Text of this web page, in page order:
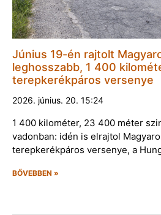
Június 19-én rajtolt
leghosszabb, 1 400
terepkerékpáros versenye
2026. június. 20. 15:24
1 400 kilométer, 23 400 méter
vadonban: idén is elrajtol
terepkerékpáros versenye, a
BŐVEBBEN »